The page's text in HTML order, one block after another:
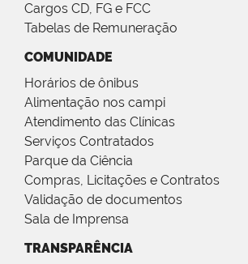
Cargos CD, FG e FCC
Tabelas de Remuneração
COMUNIDADE
Horários de ônibus
Alimentação nos campi
Atendimento das Clínicas
Serviços Contratados
Parque da Ciência
Compras, Licitações e Contratos
Validação de documentos
Sala de Imprensa
TRANSPARÊNCIA